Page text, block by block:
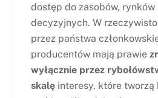
dostęp do zasobów, rynków
decyzyjnych. W
przez państwa
producentów mają prawie
wyłącznie przez
skalęinteresy, które tworzą